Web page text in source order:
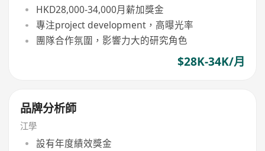
HKD28,000-34,000月薪加獎金
專注project development，高曝光率
團隊合作氛圍，影響力大的研究角色
$28K-34K/月
品牌分析師
江學
設有年度績效獎金